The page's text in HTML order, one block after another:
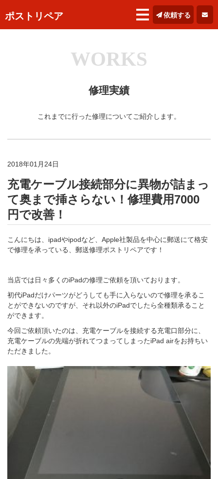
ポストリペア 依頼する
WORKS
修理実績
これまでに行った修理についてご紹介します。
2018年01月24日
充電ケーブル接続部分に異物が詰まっ
て奥まで挿さらない！修理費用7000
円で改善！
こんにちは、ipadやipodなど、Apple社製品を中心に郵送にて格安
で修理を承っている、郵送修理ポストリペアです！
当店では日々多くのiPadの修理ご依頼を頂いております。
初代iPadだけパーツがどうしても手に入らないので修理を承るこ
とができないのですが、それ以外のiPadでしたら全種類承ること
ができます。
今回ご依頼頂いたのは、充電ケーブルを接続する充電口部分に、
充電ケーブルの先端が折れてつまってしまったiPad airをお持ちい
ただきました。